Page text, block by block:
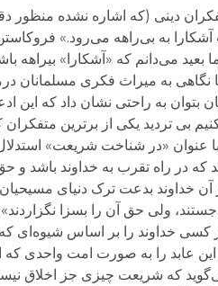
دینی (که اشاره نشده
به بی‌راهه می‌رود.»
بعید می‌دانم که «آشکارا»
نگاهی به میراث فکری مسلمانان
به راحتی نشان داد که این
بی تردید یکی از برترین
عنوان «در شناخت شریعت»
در راه تقرب به خداوند باشد و حق
خداوند بدعت ترک دنیای
حق آن را بسزا نگزاردند» (حدید: ۲۷،
کسی خداوند را بر اساس شیوه‌ای
عابد را به صورت امت واحدی
که شریعت چیزی جز اخلاق